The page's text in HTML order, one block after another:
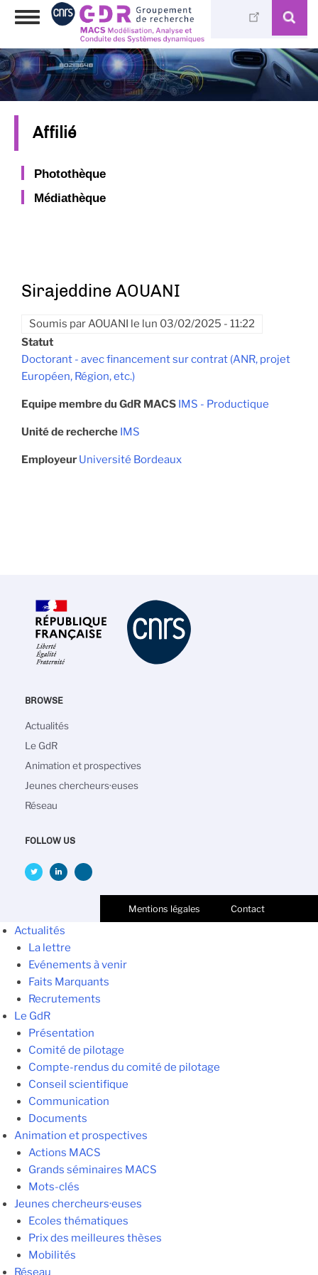
Aller
principal
Toggle
Affilié
Photothèque
Médiathèque
Sirajeddine AOUANI
Soumis parAOUANI le lun 03/02/2025 - 11:22
Statut
Doctorant - avec financement sur contrat (ANR, projet
Européen, Région, etc.)
Equipe membre du GdR MACS IMS - Productique
Unité de recherche IMS
Employeur Université Bordeaux
BROWSE
Navigation
principale
Actualités
Le GdR
Animation et prospectives
Jeunes chercheurs·euses
Réseau
FOLLOW US
Mentions légales Contact
Actualités
La lettre
Evénements à venir
Faits Marquants
Recrutements
Le GdR
Présentation
Comité de pilotage
Compte-rendus du comité de pilotage
Conseil scientifique
Communication
Documents
Animation et prospectives
Actions MACS
Grands séminaires MACS
Mots-clés
Jeunes chercheurs·euses
Ecoles thématiques
Prix des meilleures thèses
Mobilités
Réseau